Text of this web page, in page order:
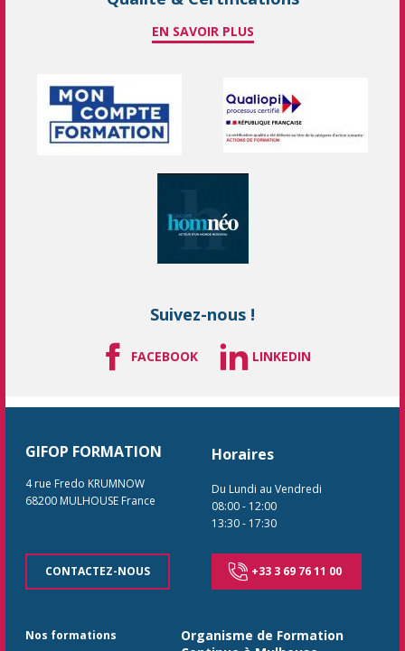
EN SAVOIR PLUS
Suivez-nous !
FACEBOOK LINKEDIN
GIFOP FORMATION
4 rue Fredo KRUMNOW
68200 MULHOUSE France
CONTACTEZ-NOUS
Horaires
Du Lundi au Vendredi
08:00- 12:00
13:30- 17:30
+33 3 69 76 11 00
Nos formations
Organisme de Formation